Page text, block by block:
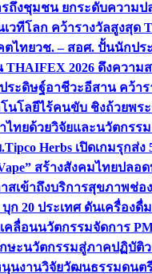
รถึงชุมชน ยกระดับความ
ทีโลก คว้ารางวัลสูงสุด
ตไทยวช. – สอศ. ปั้นนักปร
2026 ดึงความ
ะดิษฐ์อาชีวะอีสาน คว้าร
นโลยีไร้คนขับ ชิงถ้วยพร
ทยด้วยวิจัยและนวัตกรร
Tipco Herbs เปิดเกมรุก
สร้างสังคมไทยปล
เข้าถึงบริการสุขภาพช่อ
ก 20 ประเทศ ดันเครื่องดื่
คลื่อนนวัตกรรมจัดการ
ษะนวัตกรรมสู่ภาคปฏิบัติ
นุนงานวิจัยวัฒนธรรมดน